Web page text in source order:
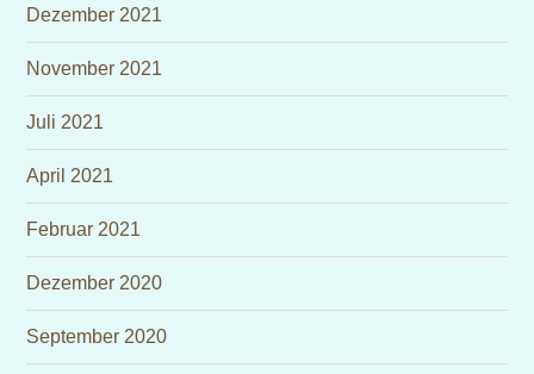
Dezember 2021
November 2021
Juli 2021
April 2021
Februar 2021
Dezember 2020
September 2020